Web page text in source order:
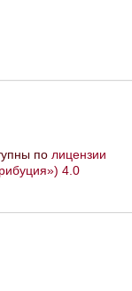
по лицензии
4.0